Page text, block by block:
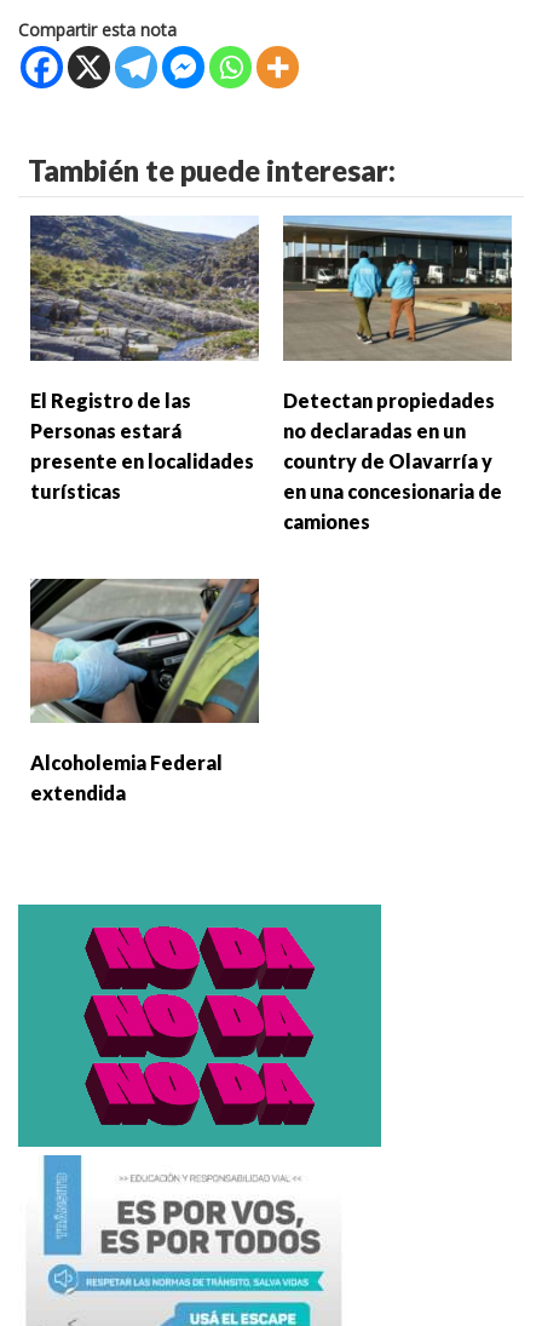
Compartir esta nota
También te puede interesar:
El Registro de las
Personas estará
presente en localidades
turísticas
Detectan propiedades
no declaradas en un
country de Olavarría y
en una concesionaria de
camiones
Alcoholemia Federal
extendida